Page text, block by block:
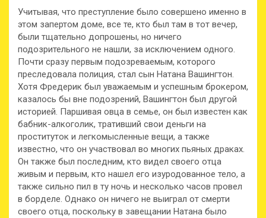
Учитывая, что преступление было совершено именно в
этом запертом доме, все те, кто был там в тот вечер,
были тщательно допрошены, но ничего
подозрительного не нашли, за исключением одного.
Почти сразу первым подозреваемым, которого
преследовала полиция, стал сын Натана Вашингтон.
Хотя Фредерик был уважаемым и успешным брокером,
казалось бы вне подозрений, Вашингтон был другой
историей. Паршивая овца в семье, он был известен как
бабник-алкоголик, тративший свои деньги на
проституток и легкомысленные вещи, а также
известно, что он участвовал во многих пьяных драках.
Он также был последним, кто видел своего отца
живым и первым, кто нашел его изуродованное тело, а
также сильно пил в ту ночь и несколько часов провел
в борделе. Однако он ничего не выиграл от смерти
своего отца, поскольку в завещании Натана было